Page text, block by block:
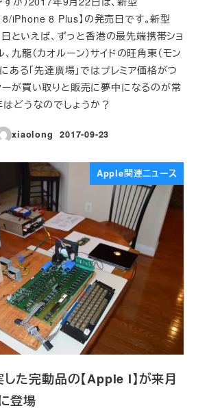
iPhone 8 Plus】の発売日です。新型
といえば、ずっと香港の最先端携帯ショ
九龍（カオルーン）サイドの旺角東（モン
にある「先達廣場」ではプレミア価格がつ
ーが買い取りと販売に夢中になるのが常
はどうなのでしょうか？
xiaolong
投稿日
2017-09-23
Apple関連ニュース
た完動品の【Apple I】が来月
登場